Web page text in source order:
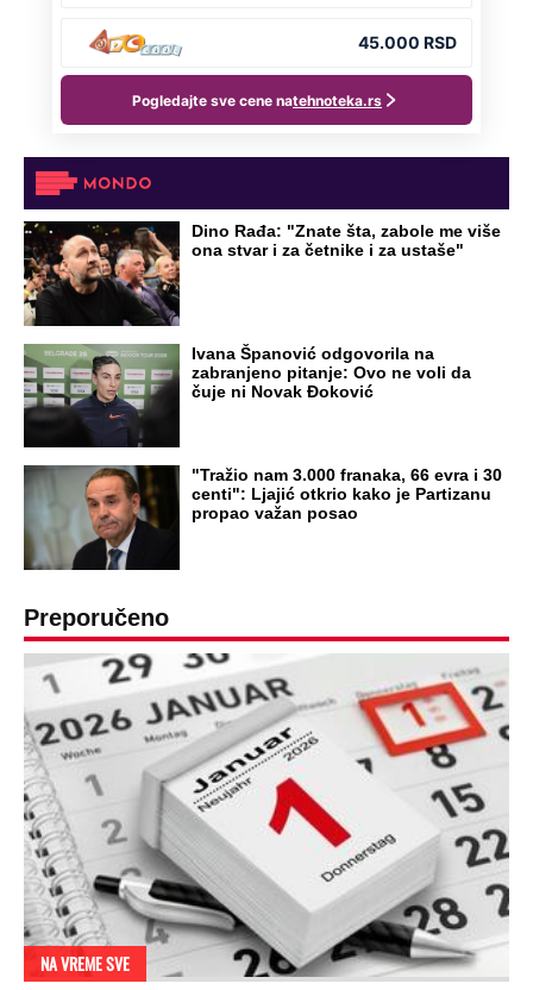
Dino Rađa: "Znate šta, zabole me više
ona stvar i za četnike i za ustaše"
Ivana Španović odgovorila na
zabranjeno pitanje: Ovo ne voli da
čuje ni Novak Đoković
"Tražio nam 3.000 franaka, 66 evra i 30
centi": Ljajić otkrio kako je Partizanu
propao važan posao
Preporučeno
NA VREME SVE